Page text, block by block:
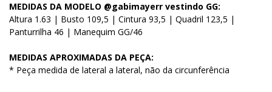
MEDIDAS DA MODELO @gabimayerr vestindo GG:
Altura 1.63 | Busto 109,5 | Cintura 93,5 | Quadril 123,5 |
Panturrilha 46 | Manequim GG/46
MEDIDAS APROXIMADAS DA PEÇA:
* Peça medida de lateral a lateral, não da circunferência